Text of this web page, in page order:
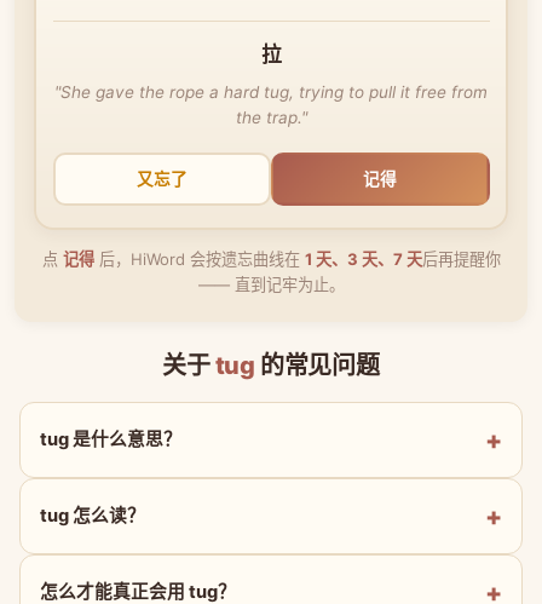
拉
"She gave the rope a hard tug, trying to pull it free from
the trap."
又忘了 记得
点 记得后，HiWord 会按遗忘曲线在 1 天、3 天、7 天后再提醒你
—— 直到记牢为止。
关于tug 的常见问题
tug 是什么意思？
tug 怎么读？
怎么才能真正会用 tug？